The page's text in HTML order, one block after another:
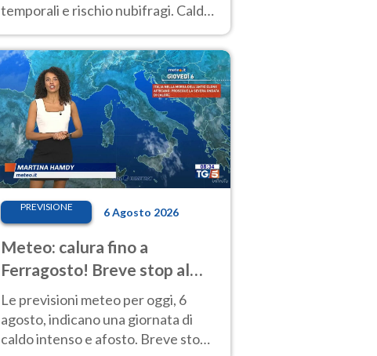
temporali e rischio nubifragi. Caldo
previsioni.
PREVISIONE 6 Agosto 2026
Meteo: calura fino a
Ferragosto! Breve stop al
Nord tra 7 e 9 agosto
Le previsioni meteo per oggi, 6
agosto, indicano una giornata di
caldo intenso e afosto. Breve stop